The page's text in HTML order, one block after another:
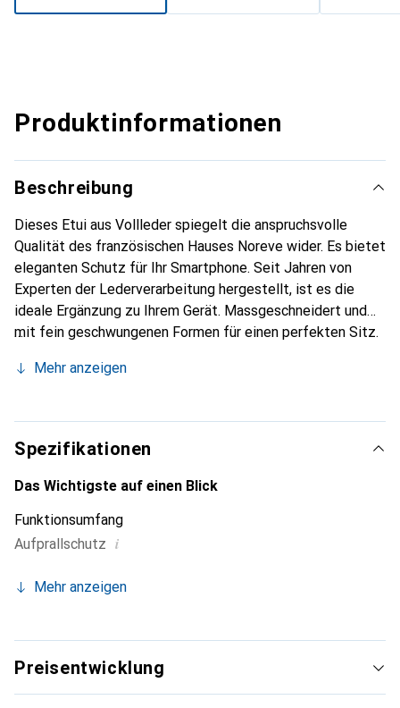
Produktinformationen
Beschreibung
Dieses Etui aus Vollleder spiegelt die anspruchsvolle
Qualität des französischen Hauses Noreve wider. Es bietet
eleganten Schutz für Ihr Smartphone. Seit Jahren von
Experten der Lederverarbeitung hergestellt, ist es die
ideale Ergänzung zu Ihrem Gerät. Massgeschneidert und
mit fein geschwungenen Formen für einen perfekten Sitz.
Smartphone. Die Marke Noreve ist international für ihre
für den anspruchsvollen Kunden.
Mehr anzeigen
Spezifikationen
Das Wichtigste auf einen Blick
Funktionsumfang
Aufprallschutz i
Mehr anzeigen
Preisentwicklung